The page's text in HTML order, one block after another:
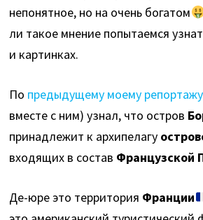
непонятное, но на очень богатом
ли такое мнение попытаемся
и картинках.
По предыдущему моему репортажу
вместе с ним) узнал, что остров
принадлежит к архипелагу
входящих в состав Французской
Де-юре это территория Франции